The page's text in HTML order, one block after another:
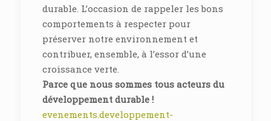
durable. L’occasion de rappeler les bons
comportements à respecter pour
préserver notre environnement et
contribuer, ensemble, à l’essor d’une
croissance verte.
Parce que nous sommes tous acteurs du
développement durable !
evenements.developpement-